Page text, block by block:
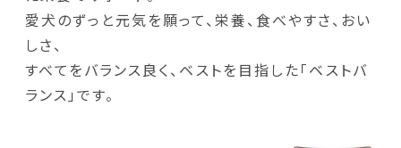
愛犬のずっと元気を願って、栄養、食べやすさ、おい
しさ、
すべてをバランス良く、ベストを目指した「ベストバ
ランス」です。